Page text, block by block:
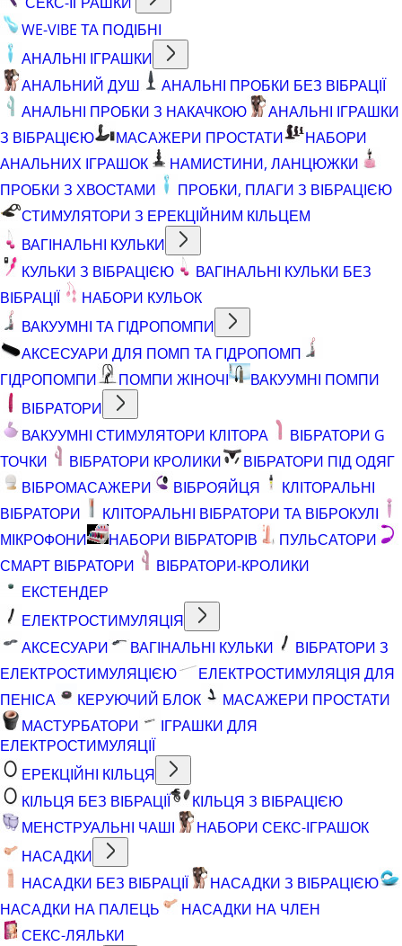
WE-VIBE ТА ПОДІБНІ
АНАЛЬНІ ІГРАШКИ
АНАЛЬНИЙ ДУШ
АНАЛЬНІ ПРОБКИ БЕЗ ВІБРАЦІЇ
АНАЛЬНІ ПРОБКИ З НАКАЧКОЮ
АНАЛЬНІ ІГРАШКИ
З ВІБРАЦІЄЮ
МАСАЖЕРИ ПРОСТАТИ
НАБОРИ
АНАЛЬНИХ ІГРАШОК
НАМИСТИНИ, ЛАНЦЮЖКИ
ПРОБКИ З ХВОСТАМИ
ПРОБКИ, ПЛАГИ З ВІБРАЦІЄЮ
СТИМУЛЯТОРИ З ЕРЕКЦІЙНИМ КІЛЬЦЕМ
ВАГІНАЛЬНІ КУЛЬКИ
КУЛЬКИ З ВІБРАЦІЄЮ
ВАГІНАЛЬНІ КУЛЬКИ БЕЗ
ВІБРАЦІЇ
НАБОРИ КУЛЬОК
ВАКУУМНІ ТА ГІДРОПОМПИ
АКСЕСУАРИ ДЛЯ ПОМП ТА ГІДРОПОМП
ГІДРОПОМПИ
ПОМПИ ЖІНОЧІ
ВАКУУМНІ ПОМПИ
ВІБРАТОРИ
ВАКУУМНІ СТИМУЛЯТОРИ КЛІТОРА
ВІБРАТОРИ G
ТОЧКИ
ВІБРАТОРИ КРОЛИКИ
ВІБРАТОРИ ПІД ОДЯГ
ВІБРОМАСАЖЕРИ
ВІБРОЯЙЦЯ
КЛІТОРАЛЬНІ
ВІБРАТОРИ
КЛІТОРАЛЬНІ ВІБРАТОРИ ТА ВІБРОКУЛІ
МІКРОФОНИ
НАБОРИ ВІБРАТОРІВ
ПУЛЬСАТОРИ
СМАРТ ВІБРАТОРИ
ВІБРАТОРИ-КРОЛИКИ
ЕКСТЕНДЕР
ЕЛЕКТРОСТИМУЛЯЦІЯ
АКСЕСУАРИ
ВАГІНАЛЬНІ КУЛЬКИ
ВІБРАТОРИ З
ЕЛЕКТРОСТИМУЛЯЦІЄЮ
ЕЛЕКТРОСТИМУЛЯЦІЯ ДЛЯ
ПЕНІСА
КЕРУЮЧИЙ БЛОК
МАСАЖЕРИ ПРОСТАТИ
МАСТУРБАТОРИ
ІГРАШКИ ДЛЯ
ЕЛЕКТРОСТИМУЛЯЦІЇ
ЕРЕКЦІЙНІ КІЛЬЦЯ
КІЛЬЦЯ БЕЗ ВІБРАЦІЇ
КІЛЬЦЯ З ВІБРАЦІЄЮ
МЕНСТРУАЛЬНІ ЧАШІ
НАБОРИ СЕКС-ІГРАШОК
НАСАДКИ
НАСАДКИ БЕЗ ВІБРАЦІЇ
НАСАДКИ З ВІБРАЦІЄЮ
НАСАДКИ НА ПАЛЕЦЬ
НАСАДКИ НА ЧЛЕН
СЕКС-ЛЯЛЬКИ